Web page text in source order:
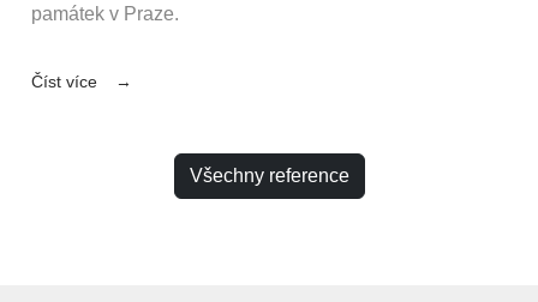
památek v Praze.
Číst více
Všechny reference